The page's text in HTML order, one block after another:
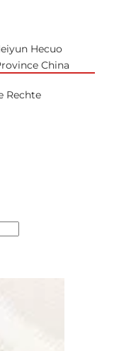
Hecuo
China
Rechte